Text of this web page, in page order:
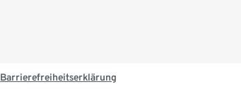
Barrierefreiheitserklärung